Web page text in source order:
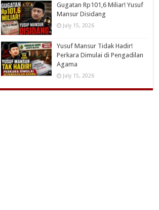
Gugatan Rp101,6 Miliar! Yusuf
Mansur Disidang
July 15, 2026
Yusuf Mansur Tidak Hadir!
Perkara Dimulai di Pengadilan
Agama
July 15, 2026